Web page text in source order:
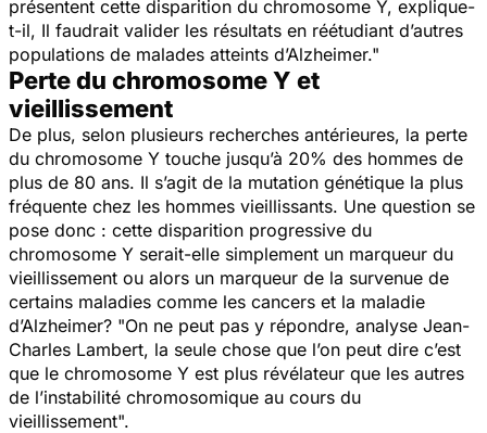
présentent cette disparition du chromosome Y, explique-
t-il, Il faudrait valider les résultats en réétudiant d’autres
populations de malades atteints d’Alzheimer."
Perte du chromosome Y et
vieillissement
De plus, selon plusieurs recherches antérieures, la perte
du chromosome Y touche jusqu’à 20% des hommes de
plus de 80 ans. Il s’agit de la mutation génétique la plus
fréquente chez les hommes vieillissants. Une question se
pose donc : cette disparition progressive du
chromosome Y serait-elle simplement un marqueur du
vieillissement ou alors un marqueur de la survenue de
certains maladies comme les cancers et la maladie
d’Alzheimer? "On ne peut pas y répondre, analyse Jean-
Charles Lambert, la seule chose que l’on peut dire c’est
que le chromosome Y est plus révélateur que les autres
de l’instabilité chromosomique au cours du
vieillissement".